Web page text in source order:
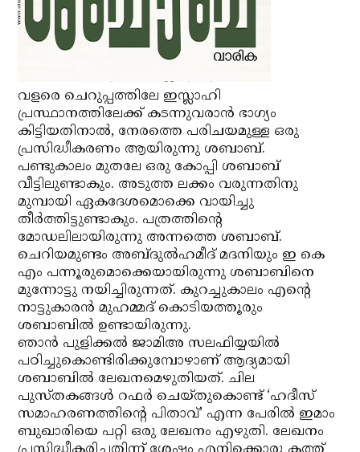
വളരെ ചെറുപ്പത്തിലേ ഇസ്ലാഹി
പ്രസ്ഥാനത്തിലേക്ക് കടന്നുവരാന്‍ ഭാഗ്യം
കിട്ടിയതിനാല്‍, നേരത്തെ പരിചയമുള്ള ഒരു
പ്രസിദ്ധീകരണം ആയിരുന്നു ശബാബ്.
പണ്ടുകാലം മുതലേ ഒരു കോപ്പി ശബാബ്
വീട്ടിലുണ്ടാകും. അടുത്ത ലക്കം വരുന്നതിനു
മുമ്പായി ഏകദേശമൊക്കെ വായിച്ചു
തീര്‍ത്തിട്ടുണ്ടാകും. പത്രത്തിന്റെ
മോഡലിലായിരുന്നു അന്നത്തെ ശബാബ്.
ചെറിയമുണ്ടം അബ്ദുല്‍ഹമീദ് മദനിയും ഇ കെ
എം പന്നൂരുമൊക്കെയായിരുന്നു ശബാബിനെ
മുന്നോട്ടു നയിച്ചിരുന്നത്. കുറച്ചുകാലം എന്റെ
നാട്ടുകാരന്‍ മുഹമ്മദ് കൊടിയത്തൂരും
ശബാബില്‍ ഉണ്ടായിരുന്നു.
ഞാന്‍ പുളിക്കല്‍ ജാമിഅ സലഫിയ്യയില്‍
പഠിച്ചുകൊണ്ടിരിക്കുമ്പോഴാണ് ആദ്യമായി
ശബാബില്‍ ലേഖനമെഴുതിയത്. ചില
പുസ്തകങ്ങള്‍ റഫര്‍ ചെയ്തുകൊണ്ട് ‘ഹദീസ്
സമാഹരണത്തിന്റെ പിതാവ്’ എന്ന പേരില്‍ ഇമാം
ബുഖാരിയെ പറ്റി ഒരു ലേഖനം എഴുതി. ലേഖനം